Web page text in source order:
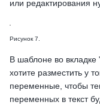
или редактирования
Рисунок 7.
В шаблоне во вкладке
хотите разместить у
переменные, чтобы
переменных в текст